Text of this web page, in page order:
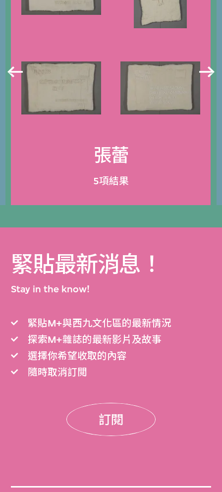
張蕾
5項結果
緊貼最新消息！
Stay in the know!
緊貼M+與西九文化區的最新情況
探索M+雜誌的最新影片及故事
選擇你希望收取的內容
隨時取消訂閲
訂閱